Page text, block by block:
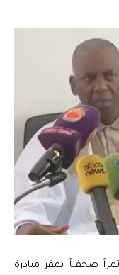
صحفياً بمقر مبادرة